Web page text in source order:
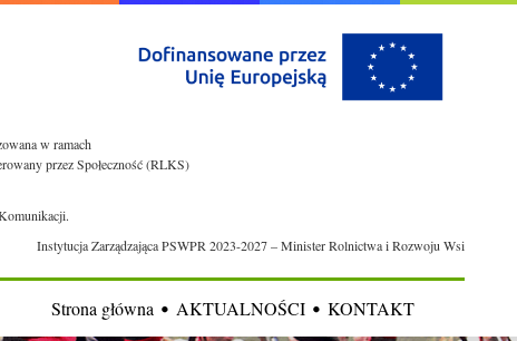
w ramach
przez Społeczność (RLKS)
Instytucja Zarządzająca PSWPR 2023-2027 – Minister Rolnictwa i Rozwoju Wsi
Strona główna AKTUALNOŚCI KONTAKT